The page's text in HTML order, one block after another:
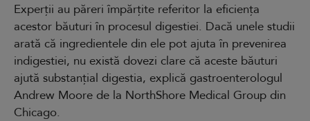
Experții au păreri împărțite referitor la eficiența
acestor băuturi în procesul digestiei. Dacă unele studii
arată că ingredientele din ele pot ajuta în prevenirea
indigestiei, nu există dovezi clare că aceste băuturi
ajută substanțial digestia, explică gastroenterologul
Andrew Moore de la NorthShore Medical Group din
Chicago.